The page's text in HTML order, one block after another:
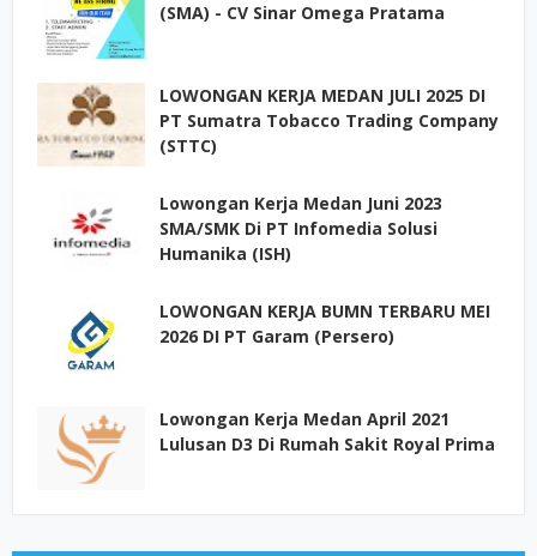
(SMA) - CV Sinar Omega Pratama
LOWONGAN KERJA MEDAN JULI 2025 DI
PT Sumatra Tobacco Trading Company
(STTC)
Lowongan Kerja Medan Juni 2023
SMA/SMK Di PT Infomedia Solusi
Humanika (ISH)
LOWONGAN KERJA BUMN TERBARU MEI
2026 DI PT Garam (Persero)
Lowongan Kerja Medan April 2021
Lulusan D3 Di Rumah Sakit Royal Prima